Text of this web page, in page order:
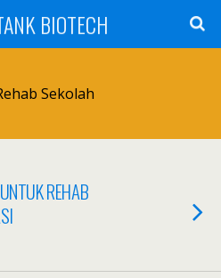
BIOTECH
Sekolah
REHAB